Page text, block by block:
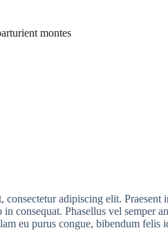
montes
adipiscing elit. Praesent
in consequat. Phasellus vel semper
eu purus congue, bibendum felis